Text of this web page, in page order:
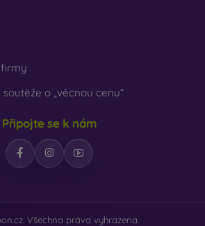
firmy
o „věcnou cenu“
Připojte se k nám
Všechna práva vyhrazena.